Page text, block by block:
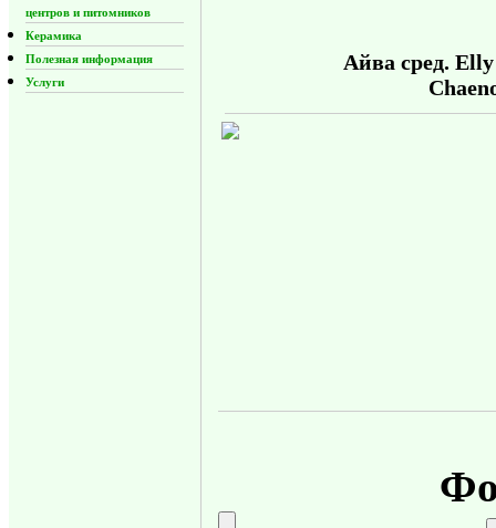
центров и питомников
Керамика
Полезная информация
Услуги
Айва сред.